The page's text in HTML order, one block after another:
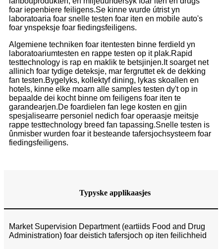
foar iepenbiere feiligens.Se kinne wurde útrist yn
laboratoaria foar snelle testen foar iten en mobile auto's
foar ynspeksje foar fiedingsfeiligens.
Algemiene techniken foar itentesten binne ferdield yn
laboratoariumtesten en rappe testen op it plak.Rapid
testtechnology is rap en maklik te betsjinjen.It soarget net
allinich foar tydige deteksje, mar fergruttet ek de dekking
fan testen.Bygelyks, kollektyf dining, lykas skoallen en
hotels, kinne elke moarn alle samples testen dy't op in
bepaalde dei kocht binne om feiligens foar iten te
garandearjen.De foardielen fan lege kosten en gjin
spesjalisearre personiel nedich foar operaasje meitsje
rappe testtechnology breed fan tapassing.Snelle testen is
ûnmisber wurden foar it besteande tafersjochsysteem foar
fiedingsfeiligens.
Typyske applikaasjes
Market Supervision Department (eartiids Food and Drug
Administration) foar deistich tafersjoch op iten feilichheid